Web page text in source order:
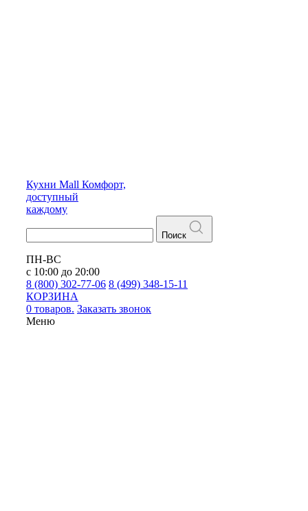
Кухни Mall Комфорт,
доступный
каждому
Поиск
ПН-ВС
с 10:00 до 20:00
8 (800) 302-77-06 8 (499) 348-15-11
КОРЗИНА
0 товаров. Заказать звонок
Меню